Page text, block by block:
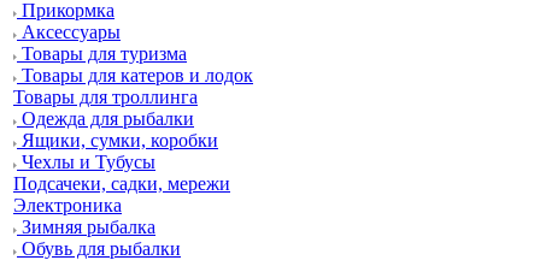
Прикормка
Аксессуары
Товары для туризма
Товары для катеров и лодок
Товары для троллинга
Одежда для рыбалки
Ящики, сумки, коробки
Чехлы и Тубусы
Подсачеки, садки, мережи
Электроника
Зимняя рыбалка
Обувь для рыбалки